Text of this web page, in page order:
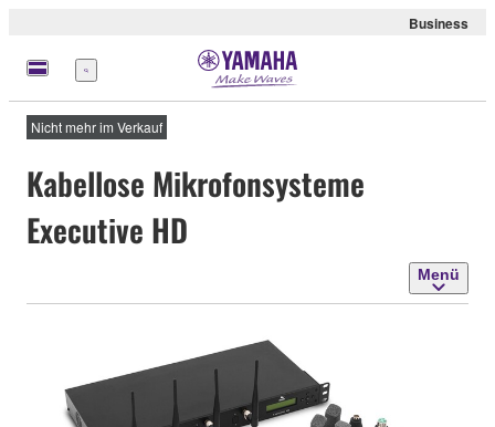
Business
Menü
Nicht mehr im Verkauf
Kabellose Mikrofonsysteme
Executive HD
Menü